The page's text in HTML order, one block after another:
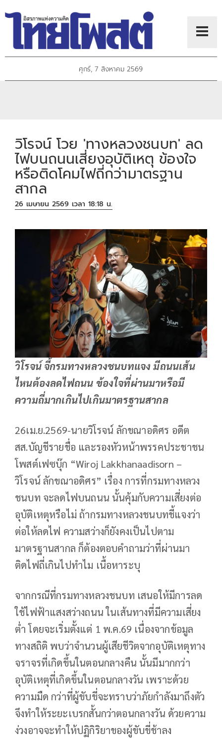
ศุกร์, 7 สิงหาคม 2569
วิโรจน์ โวย 'ทางหลวงชนบท' ลด
ไฟบนถนนเสี่ยงอุบัติเหตุ ข้องใจ
หรือติดโคมไฟถี่กว่ามาตรฐาน
สากล
26 เมษายน 2569 เวลา 18:18 น.
วิโรจน์ จี้กรมทางหลวงชนบทแจง มีถนนเส้น
ไหนต้องลดไฟถนน ข้องใจที่ผ่านมาหรือมี
ความถี่มากเกินไปเกินมาตรฐานสากล
26เม.ย.2569-นายวิโรจน์ ลักขณาอดิศร อดีต
สส.บัญชีรายชื่อ และรองหัวหน้าพรรคประชาชน
โพสต์เฟซบุ๊ก “Wiroj Lakkhanaadisorn –
วิโรจน์ ลักขณาอดิศร” เรื่อง การที่กรมทางหลวง
ชนบท จะลดไฟบนถนน นั้นคุ้มกับความเสี่ยงต่อ
อุบัติเหตุหรือไม่ ถ้ากรมทางหลวงชนบทชี้แจงว่า
ต่อให้ลดไฟ ความสว่างก็ยังคงเป็นไปตาม
มาตรฐานสากล ก็ต้องตอบคำถามว่าที่ผ่านมา
ติดไฟถี่เกินไปทำไม เนื้อหาระบุ
จากกรณีที่กรมทางหลวงชนบท เสนอให้มีการลด
ใช้ไฟฟ้าแสงสว่างถนน ในเส้นทางที่มีความเสี่ยง
ต่ำ โดยจะเริ่มตั้งแต่ 1 พ.ค.69 เนื่องจากข้อมูล
ทางสถิติ พบว่าจำนวนผู้เสียชีวิตจากอุบัติเหตุทาง
จราจรที่เกิดขึ้นในตอนกลางคืน นั้นมีมากกว่า
อุบัติเหตุที่เกิดขึ้นในตอนกลางวัน เพราะด้วย
ความมืด กว่าที่ผู้ขับขี่จะทราบว่าภัยกำลังมาถึงตัว
จึงทำให้ระยะเบรกสั้นกว่าตอนกลางวัน ด้วยความ
ง่วงอาจจะทำให้ปฏิกิริยาของผู้ขับขี่ช้าลง